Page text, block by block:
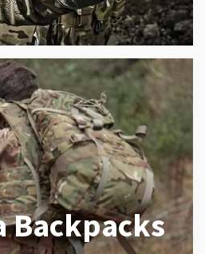
Backpacks